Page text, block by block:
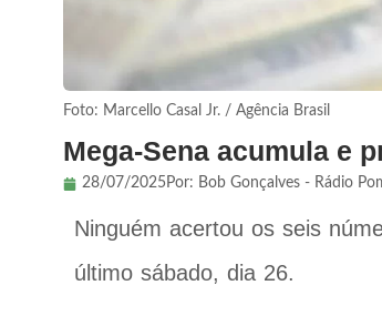
Foto: Marcello Casal Jr. / Agência Brasil
Mega-Sena acumula e
28/07/2025Por: Bob Gonçalves - Rádio
Ninguém acertou os seis
último sábado, dia 26.